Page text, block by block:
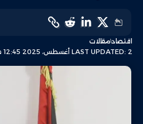
LAST UPDATED: 2 أغسطس، 2025 12:45 م
اقتصادمقالات